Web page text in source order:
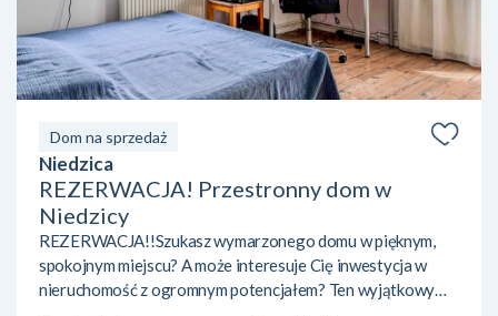
Dom na sprzedaż
Niedzica
REZERWACJA! Przestronny dom w
Niedzicy
REZERWACJA!!Szukasz wymarzonego domu w pięknym,
spokojnym miejscu? A może interesuje Cię inwestycja w
nieruchomość z ogromnym potencjałem? Ten wyjątkowy